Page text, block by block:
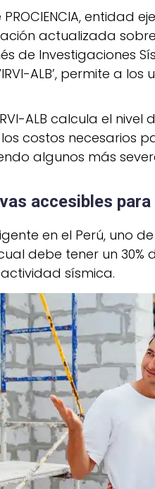
entidad
actualizada
de Investigaciones
ALB’, permite a
ALB calcula el
costos
algunos más
accesibles
en el Perú, uno
debe tener un
sísmica.